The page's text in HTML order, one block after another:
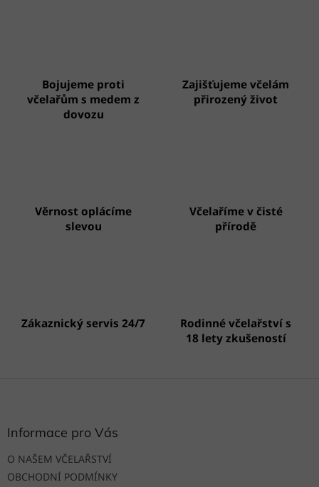
Bojujeme proti
včelařům s medem z
dovozu
Zajišťujeme včelám
přirozený život
Věrnost oplácíme
slevou
Včelaříme v čisté
přírodě
Zákaznický servis 24/7
Rodinné včelařství s
18 lety zkušeností
Informace pro Vás
O NAŠEM VČELAŘSTVÍ
OBCHODNÍ PODMÍNKY